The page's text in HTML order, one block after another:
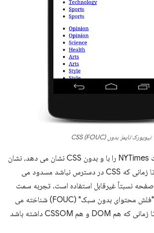
نیویورک تایمز بدون CSS (FOUC)
مثال بالا که وب سایت NYTimes را با و بدون CSS نشان می دهد، نشان
می دهد که چرا رندر تا زمانی که CSS در دسترس نباشد مسدود می
شود --- بدون CSS صفحه نسبتاً غیرقابل استفاده است. تجربه سمت
راست اغلب به عنوان "فلش محتوای بدون سبک" (FOUC) شناخته می
شود. مرورگر رندر را تا زمانی که هم DOM و هم CSSOM داشته باشد